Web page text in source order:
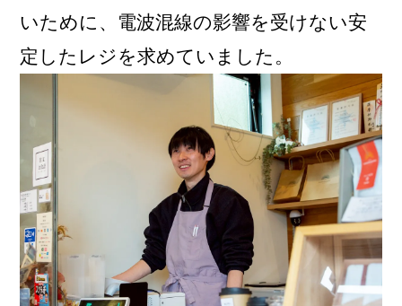
いために、電波混線の影響を受けない安
定したレジを求めていました。